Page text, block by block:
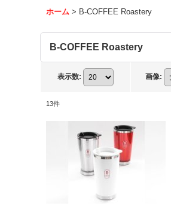
ホーム > B-COFFEE Roastery
B-COFFEE Roastery
表示数: 画像:
13件